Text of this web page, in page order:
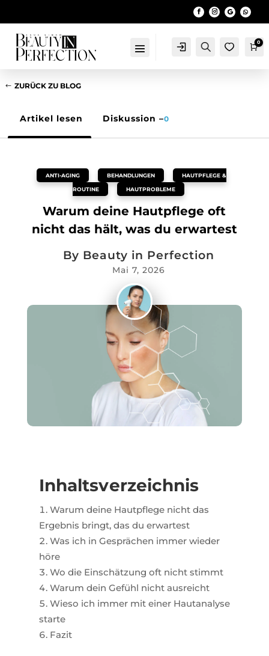
AccountSearch 0
ZURÜCK ZU BLOG
Artikel lesen Diskussion –0
ANTI-AGING BEHANDLUNGEN HAUTPFLEGE &
ROUTINE HAUTPROBLEME
Warum deine Hautpflege oft
nicht das hält, was du erwartest
By Beauty in Perfection
Mai 7, 2026
Inhaltsverzeichnis
Warum deine Hautpflege nicht das
Ergebnis bringt, das du erwartest
Was ich in Gesprächen immer wieder
höre
Wo die Einschätzung oft nicht stimmt
Warum dein Gefühl nicht ausreicht
Wieso ich immer mit einer Hautanalyse
starte
Fazit